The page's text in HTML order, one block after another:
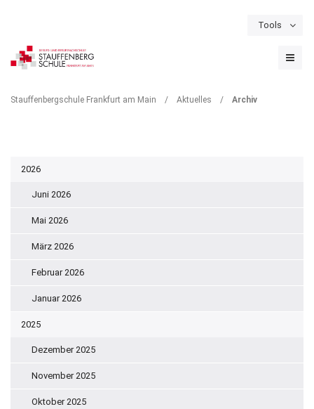
Tools
Schulportal Termine
Stauffenbergschule Frankfurt am Main / Aktuelles / Archiv
2026
Juni 2026
Mai 2026
März 2026
Februar 2026
Januar 2026
2025
Dezember 2025
November 2025
Oktober 2025